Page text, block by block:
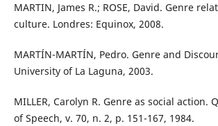
MARTIN, James R.; ROSE, David. Genre
culture. Londres: Equinox, 2008.
MARTÍN-MARTÍN, Pedro. Genre and
University of La Laguna, 2003.
MILLER, Carolyn R. Genre as social action.
of Speech, v. 70, n. 2, p. 151-167, 1984.